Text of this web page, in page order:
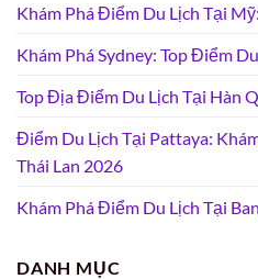
Khám Phá Điểm Du Lịch Tại
Khám Phá Sydney: Top Điểm
Top Địa Điểm Du Lịch Tại Hàn
Điểm Du Lịch Tại Pattaya:
Thái Lan 2026
Khám Phá Điểm Du Lịch Tại
DANH MỤC